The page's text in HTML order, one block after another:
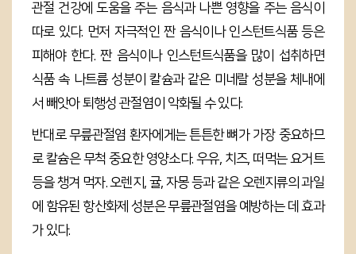
관절 건강에 도움을 주는 음식과 나쁜 영향을 주는 음식이
따로 있다. 먼저 자극적인 짠 음식이나 인스턴트식품 등은
피해야 한다. 짠 음식이나 인스턴트식품을 많이 섭취하면
식품 속 나트륨 성분이 칼슘과 같은 미네랄 성분을 체내에
서 빼앗아 퇴행성 관절염이 악화될 수 있다.
반대로 무릎관절염 환자에게는 튼튼한 뼈가 가장 중요하므
로 칼슘은 무척 중요한 영양소다. 우유, 치즈, 떠먹는 요거트
등을 챙겨 먹자. 오렌지, 귤, 자몽 등과 같은 오렌지류의 과일
에 함유된 항산화제 성분은 무릎관절염을 예방하는 데 효과
가 있다.